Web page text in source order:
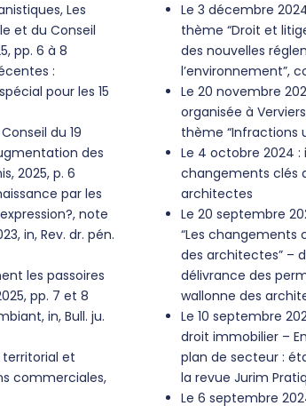
Les
et du Conseil
pp. 6 à 8
:
pour les 15
du 19
des
2025, p. 6
par les
note
in, Rev. dr. pén.
les passoires
pp. 7 et 8
in, Bull. ju.
territorial et
commerciales,
Le 3 décembre
thème “Droit et
des nouvelles
l’environnement”,
Le 20 novembre
organisée à
thème “Infractions
Le 4 octobre 2024 :
changements clés
architectes
Le 20 septembre
“Les changements
des architectes” –
délivrance des
wallonne des
Le 10 septembre
droit immobilier –
plan de secteur :
la revue Jurim
Le 6 septembre